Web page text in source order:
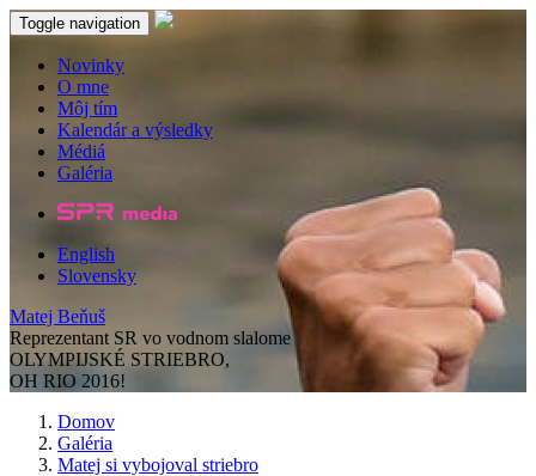
Toggle navigation
Novinky
O mne
Môj tím
Kalendár a výsledky
Médiá
Galéria
English
Slovensky
Matej Beňuš
Reprezentant SR vo vodnom slalome
OLYMPIJSKÉ STRIEBRO,
OH RIO 2016!
Domov
Galéria
Matej si vybojoval striebro